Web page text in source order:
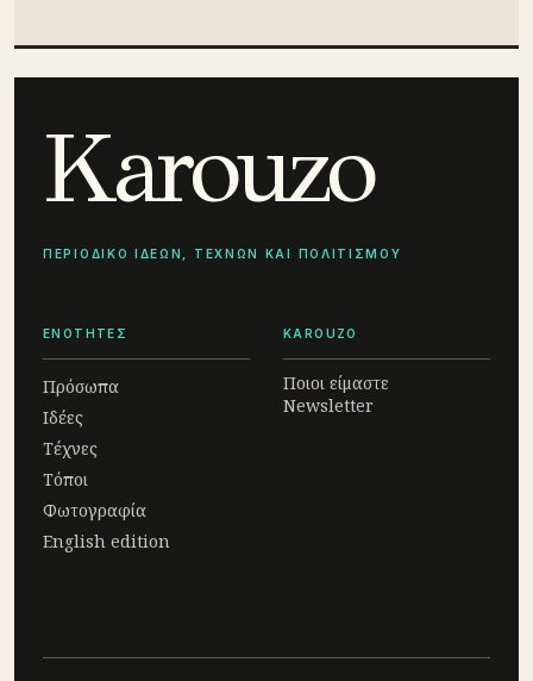
Karouzo
ΠΕΡΙΟΔΙΚΟ ΙΔΕΩΝ, ΤΕΧΝΩΝ ΚΑΙ ΠΟΛΙΤΙΣΜΟΥ
ΕΝΟΤΗΤΕΣ
Πρόσωπα
Ιδέες
Τέχνες
Τόποι
Φωτογραφία
English edition
KAROUZO
Ποιοι είμαστε
Newsletter